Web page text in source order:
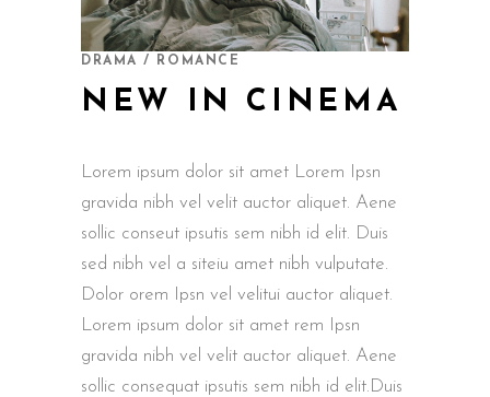
DRAMA / ROMANCE
NEW IN CINEMA
Lorem ipsum dolor sit amet Lorem Ipsn
gravida nibh vel velit auctor aliquet. Aene
sollic conseut ipsutis sem nibh id elit. Duis
sed nibh vel a siteiu amet nibh vulputate.
Dolor orem Ipsn vel velitui auctor aliquet.
Lorem ipsum dolor sit amet rem Ipsn
gravida nibh vel velit auctor aliquet. Aene
sollic consequat ipsutis sem nibh id elit.Duis